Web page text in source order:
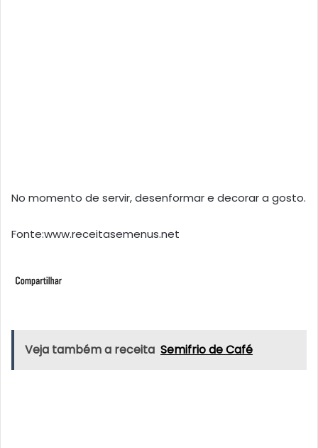
No momento de servir, desenformar e decorar a gosto.
Fonte:www.receitasemenus.net
Veja também a receita Semifrio de Café